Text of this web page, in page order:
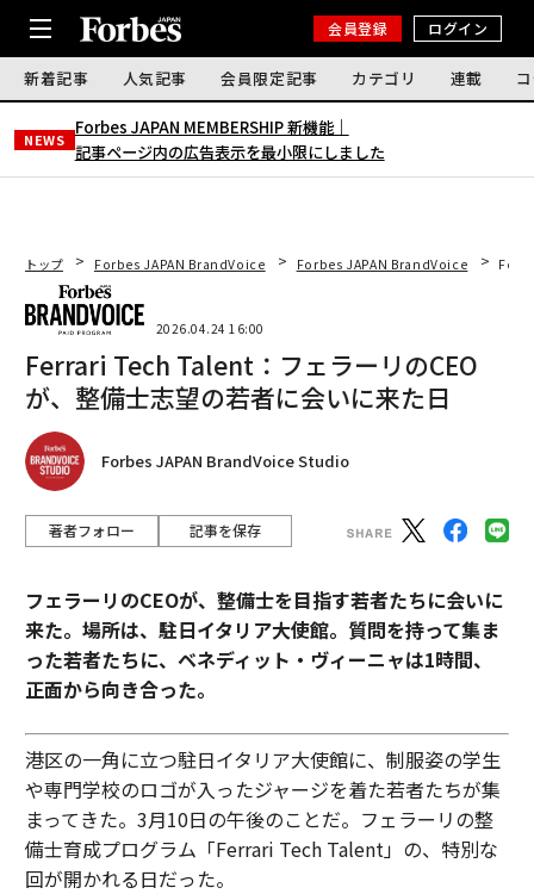
会員登録 ログイン
新着記事 人気記事 会員限定記事 カテゴリ 連載
NEWS
Forbes JAPAN MEMBERSHIP 新機能｜
記事ページ内の広告表示を最小限にしました
トップ Forbes JAPAN BrandVoice Forbes JAPAN BrandVoice
2026.04.24 16:00
Ferrari Tech Talent：フェラーリのCEO
が、整備士志望の若者に会いに来た日
Forbes JAPAN BrandVoice Studio
著者フォロー 記事を保存
フェラーリのCEOが、整備士を目指す若者たちに会いに
来た。場所は、駐日イタリア大使館。質問を持って集ま
った若者たちに、ベネディット・ヴィーニャは1時間、
正面から向き合った。
港区の一角に立つ駐日イタリア大使館に、制服姿の学生
や専門学校のロゴが入ったジャージを着た若者たちが集
まってきた。3月10日の午後のことだ。フェラーリの整
備士育成プログラム「Ferrari Tech Talent」の、特別な
回が開かれる日だった。